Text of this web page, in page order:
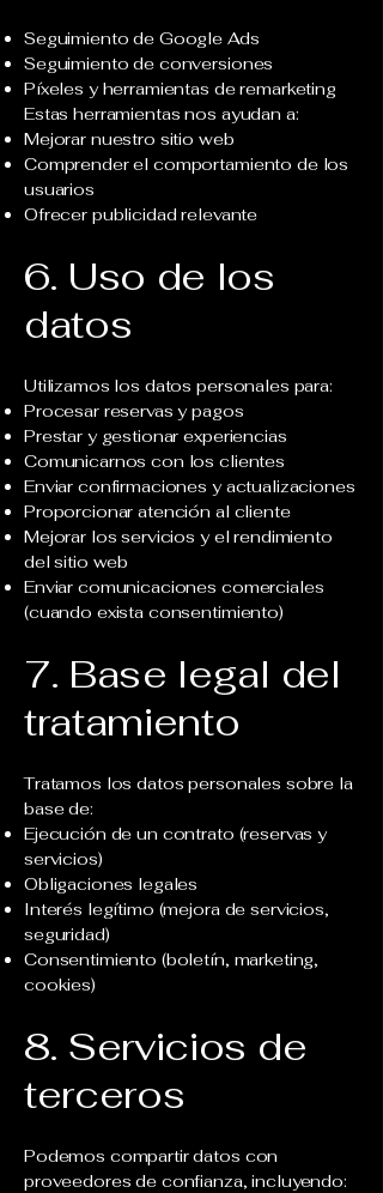
Seguimiento de Google Ads
Seguimiento de conversiones
Píxeles y herramientas de remarketing
Estas herramientas nos ayudan a:
Mejorar nuestro sitio web
Comprender el comportamiento de los
usuarios
Ofrecer publicidad relevante
6. Uso de los
datos
Utilizamos los datos personales para:
Procesar reservas y pagos
Prestar y gestionar experiencias
Comunicarnos con los clientes
Enviar confirmaciones y actualizaciones
Proporcionar atención al cliente
Mejorar los servicios y el rendimiento
del sitio web
Enviar comunicaciones comerciales
(cuando exista consentimiento)
7. Base legal del
tratamiento
Tratamos los datos personales sobre la
base de:
Ejecución de un contrato (reservas y
servicios)
Obligaciones legales
Interés legítimo (mejora de servicios,
seguridad)
Consentimiento (boletín, marketing,
cookies)
8. Servicios de
terceros
Podemos compartir datos con
proveedores de confianza, incluyendo: